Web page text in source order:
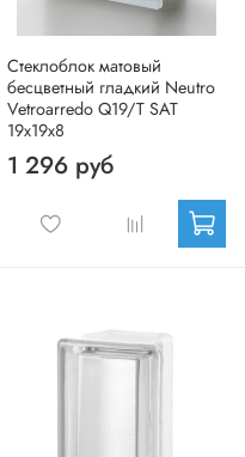
Стеклоблок матовый
бесцветный гладкий Neutro
Vetroarredo Q19/T SAT
19x19x8
1 296 руб